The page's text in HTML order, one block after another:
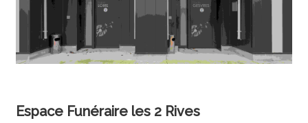
Espace Funéraire les 2 Rives